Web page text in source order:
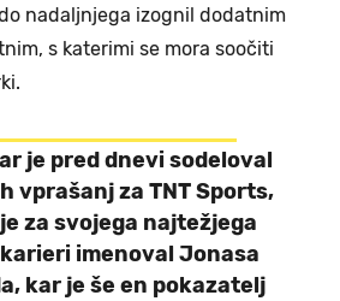
nadaljnjega izognil dodatnim
s katerimi se mora soočiti
je pred dnevi sodeloval
vprašanj za TNT Sports,
za svojega najtežjega
imenoval Jonasa
kar je še en pokazatelj